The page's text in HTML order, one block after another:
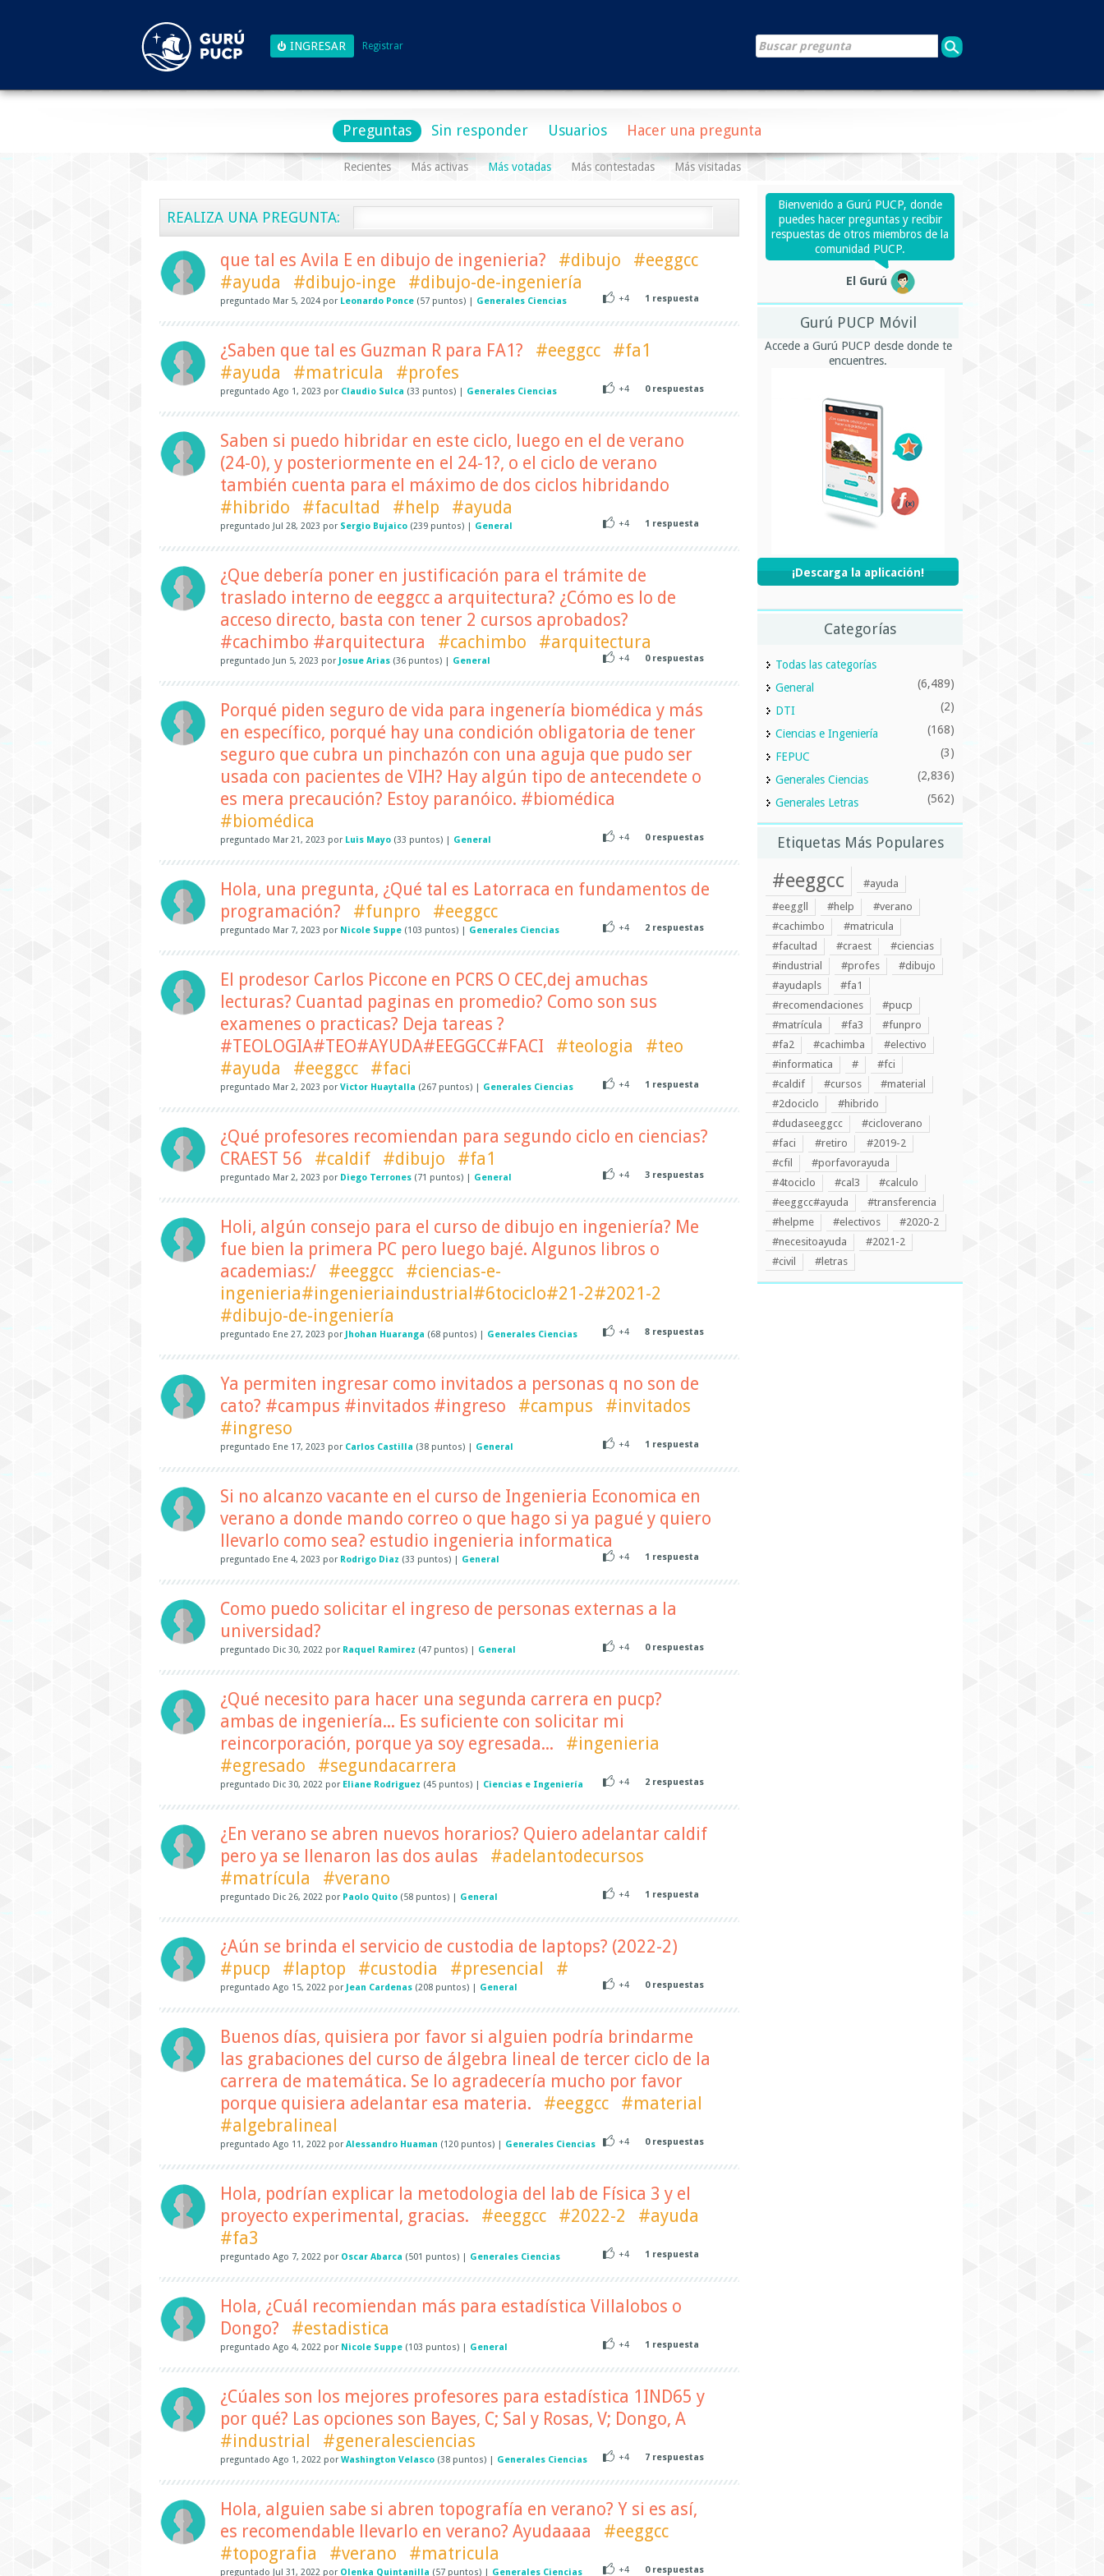
Registrar
Preguntas Sin responder Usuarios Hacer una pregunta
Recientes Más activas Más votadas Más contestadas Más visitadas
REALIZA UNA PREGUNTA:
que tal es Avila E en dibujo de ingenieria? #dibujo
#eeggcc
#ayuda
#dibujo-inge #dibujo-de-ingeniería
preguntado Mar 5, 2024 por Leonardo Ponce (57 puntos) Generales Ciencias +4 1 respuesta
¿Saben que tal es Guzman R para FA1? #eeggcc
#fa1
#ayuda
#matricula #profes
preguntado Ago 1, 2023 por Claudio Sulca (33 puntos) Generales Ciencias +4 0respuestas
Saben si puedo hibridar en este ciclo, luego en el de verano
(24-0), y posteriormente en el 24-1?, o el ciclo de verano
también cuenta para el máximo de dos ciclos hibridando
#hibrido
#facultad #help #ayuda
preguntado Jul 28, 2023 por Sergio Bujaico (239 puntos) General +4 1 respuesta
¿Que debería poner en justificación para el trámite de
traslado interno de eeggcc a arquitectura? ¿Cómo es lo de
acceso directo, basta con tener 2 cursos aprobados?
#cachimbo #arquitectura
#cachimbo #arquitectura
preguntado Jun 5, 2023 por Josue Arias (36 puntos) General +4 0respuestas
Porqué piden seguro de vida para ingenería biomédica y más
en específico, porqué hay una condición obligatoria de tener
seguro que cubra un pinchazón con una aguja que pudo ser
usada con pacientes de VIH? Hay algún tipo de antecendete o
es mera precaución? Estoy paranóico. #biomédica
#biomédica
preguntado Mar 21, 2023 por Luis Mayo (33 puntos) General +4 0respuestas
Hola, una pregunta, ¿Qué tal es Latorraca en fundamentos de
programación?
#funpro #eeggcc
preguntado Mar 7, 2023 por Nicole Suppe (103 puntos) Generales Ciencias +4 2 respuestas
El prodesor Carlos Piccone en PCRS O CEC,dej amuchas
lecturas? Cuantad paginas en promedio? Como son sus
examenes o practicas? Deja tareas ?
#TEOLOGIA#TEO#AYUDA#EEGGCC#FACI
#teologia
#teo
#ayuda
#eeggcc #faci
preguntado Mar 2, 2023 por Victor Huaytalla (267 puntos) Generales Ciencias +4 1 respuesta
¿Qué profesores recomiendan para segundo ciclo en ciencias?
CRAEST 56
#caldif #dibujo #fa1
preguntado Mar 2, 2023 por Diego Terrones (71 puntos) General +4 3 respuestas
Holi, algún consejo para el curso de dibujo en ingeniería? Me
fue bien la primera PC pero luego bajé. Algunos libros o
academias:/
#eeggcc
#ciencias-e-
ingenieria#ingenieriaindustrial#6tociclo#21-2#2021-2
#dibujo-de-ingeniería
preguntado Ene 27, 2023 por Jhohan Huaranga (68 puntos) Generales Ciencias +4 8 respuestas
Ya permiten ingresar como invitados a personas q no son de
cato? #campus #invitados #ingreso
#campus
#invitados
#ingreso
preguntado Ene 17, 2023 por Carlos Castilla (38 puntos) General +4 1 respuesta
Si no alcanzo vacante en el curso de Ingenieria Economica en
verano a donde mando correo o que hago si ya pagué y quiero
llevarlo como sea? estudio ingenieria informatica
preguntado Ene 4, 2023 por Rodrigo Diaz (33 puntos) General +4 1 respuesta
Como puedo solicitar el ingreso de personas externas a la
universidad?
preguntado Dic 30, 2022 por Raquel Ramirez (47 puntos) General +4 0respuestas
¿Qué necesito para hacer una segunda carrera en pucp?
ambas de ingeniería... Es suficiente con solicitar mi
reincorporación, porque ya soy egresada...
#ingenieria
#egresado
#segundacarrera
preguntado Dic 30, 2022 por Eliane Rodriguez (45 puntos) Ciencias e Ingeniería +4 2 respuestas
¿En verano se abren nuevos horarios? Quiero adelantar caldif
pero ya se llenaron las dos aulas
#adelantodecursos
#matrícula
#verano
preguntado Dic 26, 2022 por Paolo Quito (58 puntos) General +4 1 respuesta
¿Aún se brinda el servicio de custodia de laptops? (2022-2)
#pucp
#laptop #custodia #presencial #
preguntado Ago 15, 2022 por Jean Cardenas (208 puntos) General +4 0respuestas
Buenos días, quisiera por favor si alguien podría brindarme
las grabaciones del curso de álgebra lineal de tercer ciclo de la
carrera de matemática. Se lo agradecería mucho por favor
porque quisiera adelantar esa materia.
#eeggcc
#material
#algebralineal
preguntado Ago 11, 2022 por Alessandro Huaman (120 puntos) Generales Ciencias +4 0respuestas
Hola, podrían explicar la metodologia del lab de Física 3 y el
proyecto experimental, gracias.
#eeggcc #2022-2
#ayuda
#fa3
preguntado Ago 7, 2022 por Oscar Abarca (501 puntos) Generales Ciencias +4 1 respuesta
Hola, ¿Cuál recomiendan más para estadística Villalobos o
Dongo?
#estadistica
preguntado Ago 4, 2022 por Nicole Suppe (103 puntos) General +4 1 respuesta
¿Cúales son los mejores profesores para estadística 1IND65 y
por qué? Las opciones son Bayes, C; Sal y Rosas, V; Dongo, A
#industrial
#generalesciencias
preguntado Ago 1, 2022 por Washington Velasco (38 puntos) Generales Ciencias +4 7 respuestas
Hola, alguien sabe si abren topografía en verano? Y si es así,
es recomendable llevarlo en verano? Ayudaaaa
#eeggcc
#topografia
#verano #matricula
preguntado Jul 31, 2022 por Olenka Quintanilla (57 puntos) Generales Ciencias +4 0respuestas
Bienvenido a Gurú PUCP, donde
puedes hacer preguntas y recibir
respuestas de otros miembros de la
comunidad PUCP.
El Gurú
Gurú PUCP Móvil
Accede a Gurú PUCP desde donde te
encuentres.
¡Descarga la aplicación!
Categorías
Todas las categorías
General
(6,489)
DTI (2)
Ciencias e Ingeniería (168)
FEPUC (3)
Generales Ciencias (2,836)
Generales Letras (562)
Etiquetas Más Populares
#eeggcc
#ayuda
#eeggll
#help
#verano
#cachimbo
#matricula
#facultad
#craest
#ciencias
#industrial
#profes
#dibujo
#ayudapls
#fa1
#recomendaciones
#pucp
#matrícula
#fa3
#funpro
#fa2
#cachimba
#electivo
#informatica
#
#fci
#caldif
#cursos
#material
#2dociclo
#hibrido
#dudaseeggcc
#cicloverano
#faci
#retiro
#2019-2
#cfil
#porfavorayuda
#4tociclo
#cal3
#calculo
#eeggcc#ayuda
#transferencia
#helpme
#electivos
#2020-2
#necesitoayuda
#2021-2
#civil
#letras